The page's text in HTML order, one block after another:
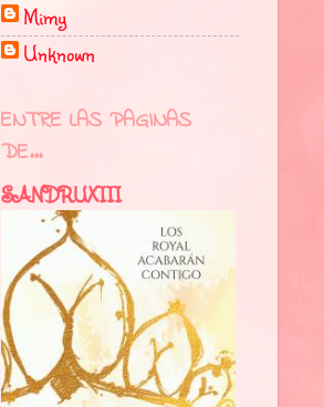
Mimy
Unknown
ENTRE LAS PAGINAS
DE...
SANDRUXIII